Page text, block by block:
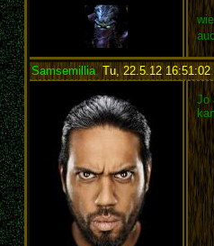
Samsemillia, Tu, 22.5.12 16:51:02:
Jo